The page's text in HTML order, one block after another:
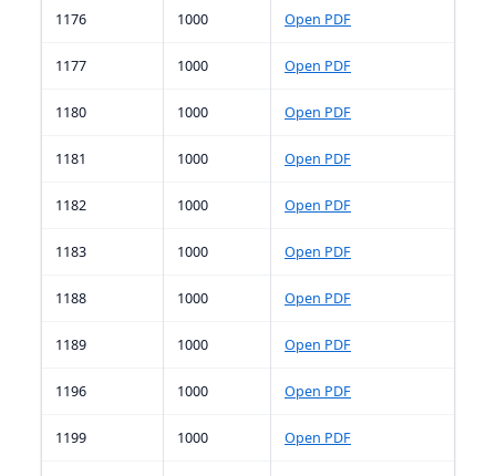
1176 1000 Open PDF
1177 1000 Open PDF
1180 1000 Open PDF
1181 1000 Open PDF
1182 1000 Open PDF
1183 1000 Open PDF
1188 1000 Open PDF
1189 1000 Open PDF
1196 1000 Open PDF
1199 1000 Open PDF